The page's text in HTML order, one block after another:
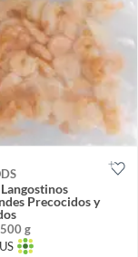
Precocidos y
g